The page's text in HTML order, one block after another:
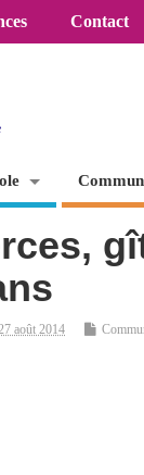
Contact
27 août 2014